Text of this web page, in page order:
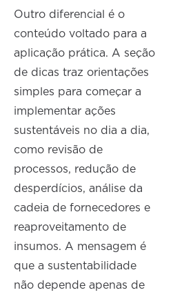
Outro diferencial é o
conteúdo voltado para a
aplicação prática. A seção
de dicas traz orientações
simples para começar a
implementar ações
sustentáveis no dia a dia,
como revisão de
processos, redução de
desperdícios, análise da
cadeia de fornecedores e
reaproveitamento de
insumos. A mensagem é
que a sustentabilidade
não depende apenas de